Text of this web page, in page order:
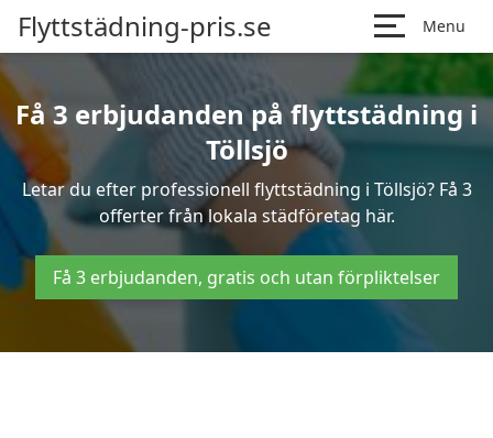
Flyttstädning-pris.se Menu
Få 3 erbjudanden på flyttstädning i
Töllsjö
Letar du efter professionell flyttstädning i Töllsjö? Få 3
offerter från lokala städföretag här.
Få 3 erbjudanden, gratis och utan förpliktelser